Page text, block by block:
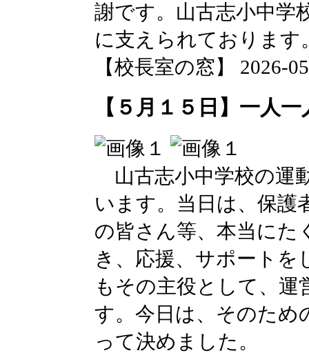
謝です。山古志小中学
に支えられております
【校長室の窓】 2026-
【５月１５日】一人
山古志小中学校の運
います。当日は、保護
の皆さん等、本当にた
き、応援、サポート
もその主役として、運
す。今日は、そのため
って決めました。